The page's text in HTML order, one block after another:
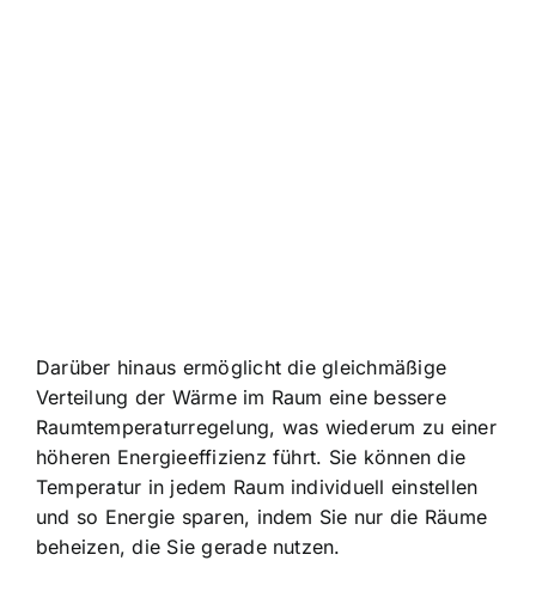
Darüber hinaus ermöglicht die gleichmäßige
Verteilung der Wärme im Raum eine bessere
Raumtemperaturregelung, was wiederum zu einer
höheren Energieeffizienz führt. Sie können die
Temperatur in jedem Raum individuell einstellen
und so Energie sparen, indem Sie nur die Räume
beheizen, die Sie gerade nutzen.